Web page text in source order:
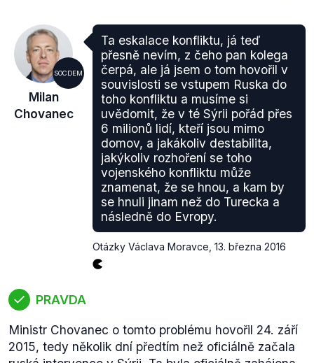
akcelerovala.
SOCDEM
Milan
Chovanec
Ta eskalace konfliktu, já teď
přesně nevím, z čeho pan kolega
čerpá, ale já jsem o tom hovořil v
souvislosti se vstupem Ruska do
toho konfliktu a musíme si
uvědomit, že v té Sýrii pořád přes
6 milionů lidí, kteří jsou mimo
domov, a jakákoliv destabilita,
jakýkoliv rozhoření se toho
vojenského konfliktu může
znamenat, že se hnou, a kam by
se hnuli jinam než do Turecka a
následně do Evropy.
Otázky Václava Moravce 13. března 2016
PRAVDA
Ministr Chovanec o tomto problému hovořil 24. září
2015, tedy několik dní předtím než oficiálně začala